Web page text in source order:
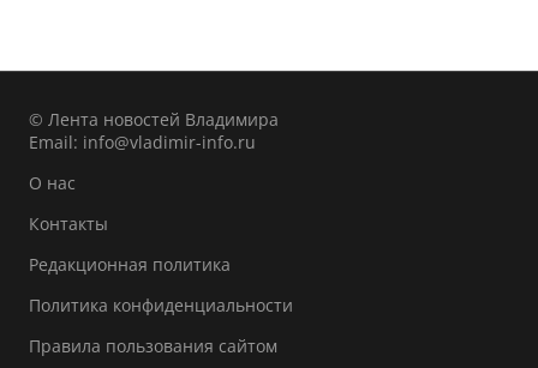
© Лента новостей Владимира
Email: info@vladimir-info.ru
О нас
Контакты
Редакционная политика
Политика конфиденциальности
Правила пользования сайтом